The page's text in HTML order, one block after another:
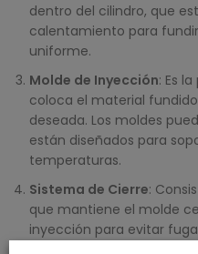
dentro del cilindro, que
calentamiento para
uniforme.
Molde de Inyección: Es
coloca el material
deseada. Los moldes
están diseñados para
temperaturas.
Sistema de Cierre:
que mantiene el molde
inyección para evitar